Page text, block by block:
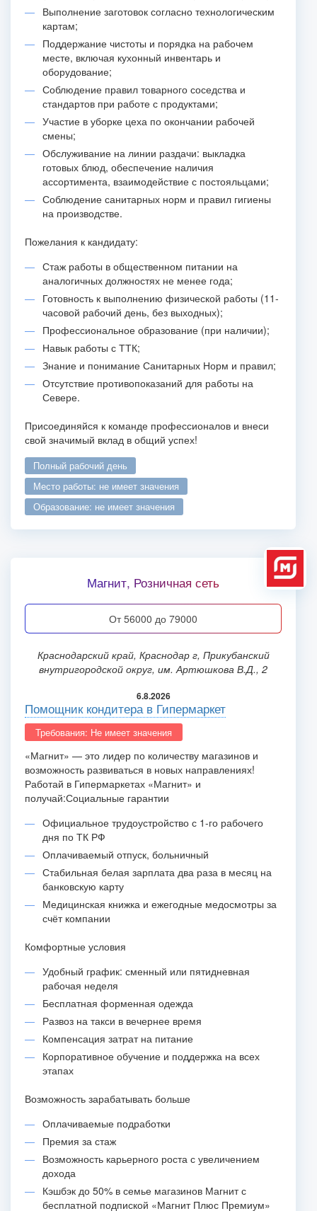
Выполнение заготовок согласно технологическим
картам;
Поддержание чистоты и порядка на рабочем
месте, включая кухонный инвентарь и
оборудование;
Соблюдение правил товарного соседства и
стандартов при работе с продуктами;
Участие в уборке цеха по окончании рабочей
смены;
Обслуживание на линии раздачи: выкладка
готовых блюд, обеспечение наличия
ассортимента, взаимодействие с постояльцами;
Соблюдение санитарных норм и правил гигиены
на производстве.
Пожелания к кандидату:
Стаж работы в общественном питании на
аналогичных должностях не менее года;
Готовность к выполнению физической работы (11-
часовой рабочий день, без выходных);
Профессиональное образование (при наличии);
Навык работы с ТТК;
Знание и понимание Санитарных Норм и правил;
Отсутствие противопоказаний для работы на
Севере.
Присоединяйся к команде профессионалов и внеси
свой значимый вклад в общий успех!
полный рабочий день
место работы: не имеет значения
образование: не имеет значения
Магнит, Розничная сеть
от 56000 до 79000
Краснодарский край, Краснодар г, Прикубанский
внутригородской округ, им. Артюшкова В.Д., 2
6.8.2026
Помощник кондитера в Гипермаркет
Требования: Не имеет значения
«Магнит» — это лидер по количеству магазинов и
возможность развиваться в новых направлениях!
Работай в Гипермаркетах «Магнит» и
получай:Социальные гарантии
Официальное трудоустройство с 1-го рабочего
дня по ТК РФ
Оплачиваемый отпуск, больничный
Стабильная белая зарплата два раза в месяц на
банковскую карту
Медицинская книжка и ежегодные медосмотры за
счёт компании
Комфортные условия
Удобный график: сменный или пятидневная
рабочая неделя
Бесплатная форменная одежда
Развоз на такси в вечернее время
Компенсация затрат на питание
Корпоративное обучение и поддержка на всех
этапах
Возможность зарабатывать больше
Оплачиваемые подработки
Премия за стаж
Возможность карьерного роста с увеличением
дохода
Кэшбэк до 50% в семье магазинов Магнит с
бесплатной подпиской «Магнит Плюс Премиум»